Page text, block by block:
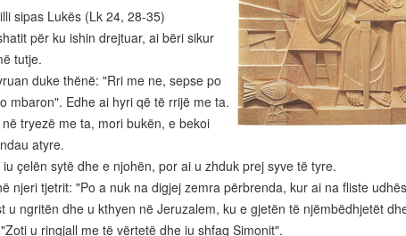
sipas Lukës (Lk 24, 28-35)
për ku ishin drejtuar, ai bëri sikur
tutje.
duke thënë: "Rri me ne, sepse po
mbaron". Edhe ai hyri që të rrijë me ta.
tryezë me ta, mori bukën, e bekoi
atyre.
çelën sytë dhe e njohën, por ai u zhduk prej syve të tyre.
njeri tjetrit: "Po a nuk na digjej zemra përbrenda, kur ai na fliste
u ngritën dhe u kthyen në Jeruzalem, ku e gjetën të njëmbëdhjetët
u ringjall me të vërtetë dhe iu shfaq Simonit".